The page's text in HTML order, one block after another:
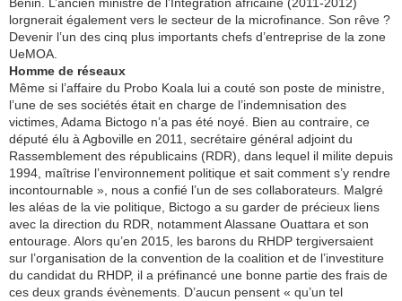
Bénin. L’ancien ministre de l’Intégration africaine (2011-2012)
lorgnerait également vers le secteur de la microfinance. Son rêve ?
Devenir l’un des cinq plus importants chefs d’entreprise de la zone
UeMOA.
Homme de réseaux
Même si l’affaire du Probo Koala lui a couté son poste de ministre,
l’une de ses sociétés était en charge de l’indemnisation des
victimes, Adama Bictogo n’a pas été noyé. Bien au contraire, ce
député élu à Agboville en 2011, secrétaire général adjoint du
Rassemblement des républicains (RDR), dans lequel il milite depuis
1994, maîtrise l’environnement politique et sait comment s’y rendre
incontournable », nous a confié l’un de ses collaborateurs. Malgré
les aléas de la vie politique, Bictogo a su garder de précieux liens
avec la direction du RDR, notamment Alassane Ouattara et son
entourage. Alors qu’en 2015, les barons du RHDP tergiversaient
sur l’organisation de la convention de la coalition et de l’investiture
du candidat du RHDP, il a préfinancé une bonne partie des frais de
ces deux grands évènements. D’aucun pensent « qu’un tel